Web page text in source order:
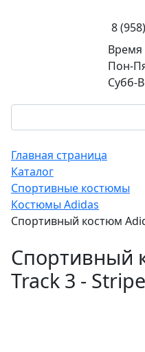
8
Время
Пон-
Субб-
Главная страница
Каталог
Спортивные костюмы
Костюмы Adidas
Спортивный костюм
Спортивный
Track 3 -